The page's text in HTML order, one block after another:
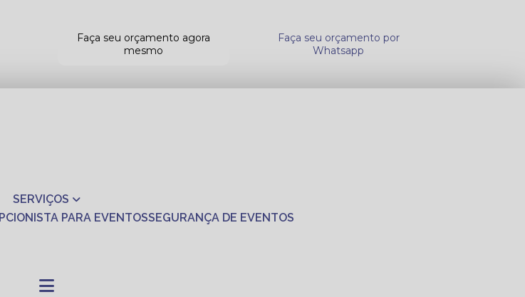
Faça seu orçamento agora
mesmo
Faça seu orçamento por
Whatsapp
SERVIÇOS
PARA EVENTOS SEGURANÇA DE EVENTOS